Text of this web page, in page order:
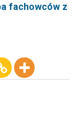
fachowców z